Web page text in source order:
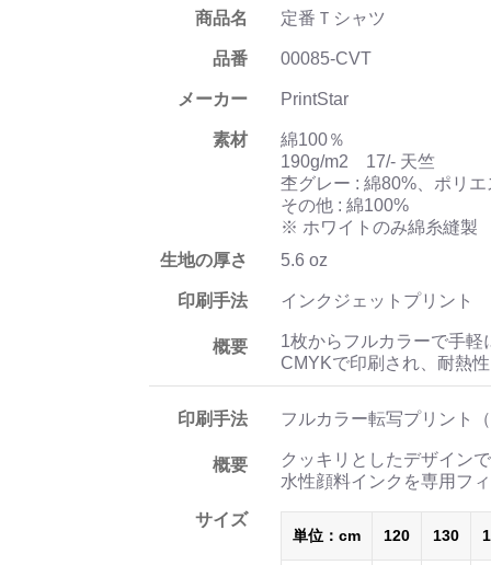
商品名 定番Ｔシャツ
品番 00085-CVT
メーカー PrintStar
素材
綿100％
190g/m2 17/- 天竺
杢グレー : 綿80%、ポリ
その他 : 綿100%
※ ホワイトのみ綿糸縫製
生地の厚さ
5.6 oz
印刷手法 インクジェットプリント
概要
1枚からフルカラーで手
CMYKで印刷され、耐熱
印刷手法 フルカラー転写プリント
概要
クッキリとしたデザイン
水性顔料インクを専用フ
サイズ
単位：cm 120 130